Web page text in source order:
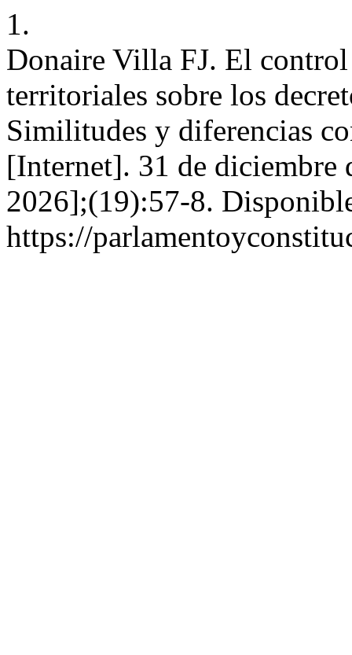
1.
Donaire Villa FJ. El control
territoriales sobre los
Similitudes y diferencias
[Internet]. 31 de diciembre
2026];(19):57-8.
https://